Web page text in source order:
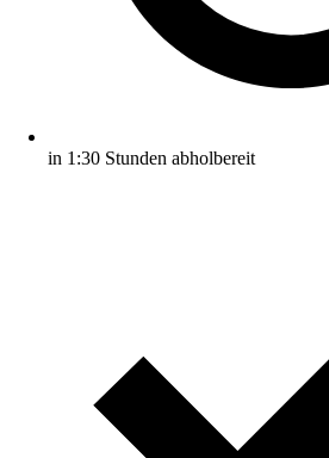
in 1:30 Stunden abholbereit